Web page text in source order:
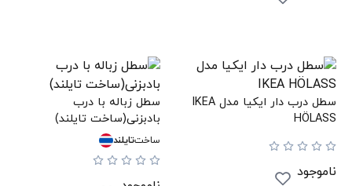
سطل درب دار ایکیا مدل IKEA
HÖLASS
ناموجود
سطل زباله با درب
بادبزنی(ساخت تایلند)
ساختتایلند